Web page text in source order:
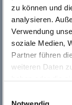
zu können und
analysieren.
Verwendung
soziale Medien,
Partner führen
weiteren Daten